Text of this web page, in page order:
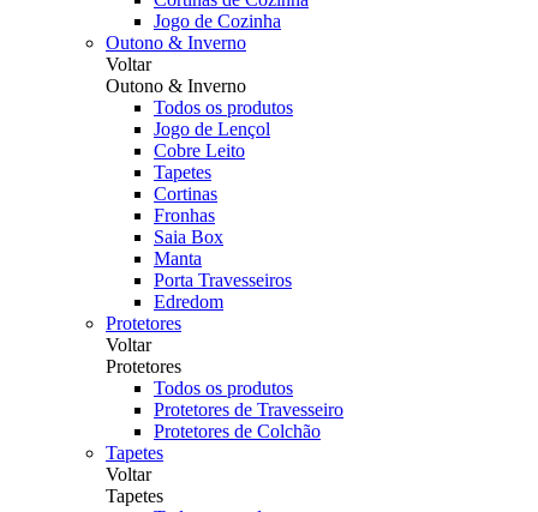
Jogo de Cozinha
Outono & Inverno
Voltar
Outono & Inverno
Todos os produtos
Jogo de Lençol
Cobre Leito
Tapetes
Cortinas
Fronhas
Saia Box
Manta
Porta Travesseiros
Edredom
Protetores
Voltar
Protetores
Todos os produtos
Protetores de Travesseiro
Protetores de Colchão
Tapetes
Voltar
Tapetes